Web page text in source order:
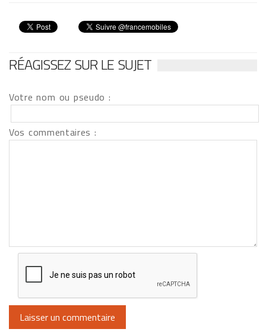
RÉAGISSEZ SUR LE SUJET
Votre nom ou pseudo :
Vos commentaires :